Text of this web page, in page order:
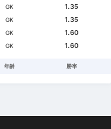
GK
1.35
GK
1.35
GK
1.60
GK 1.60
年齢 勝率